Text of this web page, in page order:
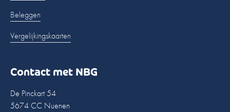
Beleggen
Vergelijkingskaarten
Contact met NBG
De Pinckart 54
5674 CC Nuenen